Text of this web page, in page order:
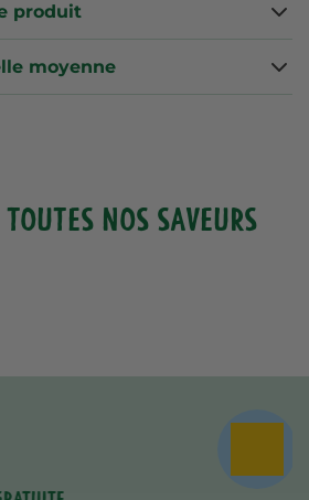
produit
moyenne
NOS SAVEURS